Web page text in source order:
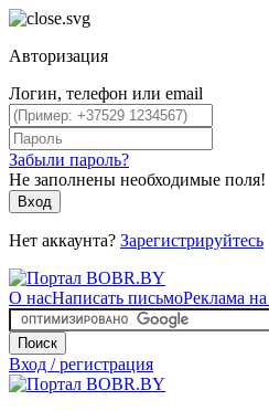
Авторизация
Логин, телефон или email
Забыли пароль?
Не заполнены необходимые поля!
Вход
Нет аккаунта? Зарегистрируйтесь
О насНаписать письмоРеклама
Поиск
Вход / регистрация